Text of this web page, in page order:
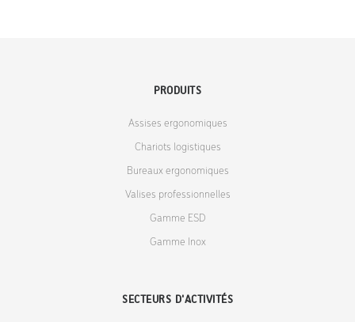
PRODUITS
Assises ergonomiques
Chariots logistiques
Bureaux ergonomiques
Valises professionnelles
Gamme ESD
Gamme Inox
SECTEURS D'ACTIVITÉS